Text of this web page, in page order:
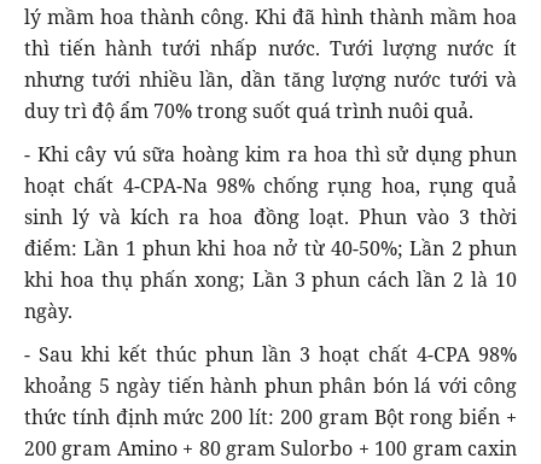
lý mầm hoa thành công. Khi đã hình thành mầm hoa
thì tiến hành tưới nhấp nước. Tưới lượng nước ít
nhưng tưới nhiều lần, dần tăng lượng nước tưới và
duy trì độ ẩm 70% trong suốt quá trình nuôi quả.
- Khi cây vú sữa hoàng kim ra hoa thì sử dụng phun
hoạt chất 4-CPA-Na 98% chống rụng hoa, rụng quả
sinh lý và kích ra hoa đồng loạt. Phun vào 3 thời
điểm: Lần 1 phun khi hoa nở từ 40-50%; Lần 2 phun
khi hoa thụ phấn xong; Lần 3 phun cách lần 2 là 10
ngày.
- Sau khi kết thúc phun lần 3 hoạt chất 4-CPA 98%
khoảng 5 ngày tiến hành phun phân bón lá với công
thức tính định mức 200 lít: 200 gram Bột rong biển +
200 gram Amino + 80 gram Sulorbo + 100 gram caxin